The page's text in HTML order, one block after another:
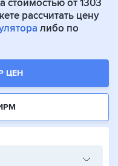
стоимостью от 1303
рассчитать цену
либо по
ЦЕН